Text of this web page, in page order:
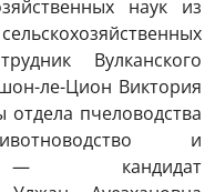
наук из
Вулканского
ле-Цион Виктория
пчеловодства
и
— кандидат